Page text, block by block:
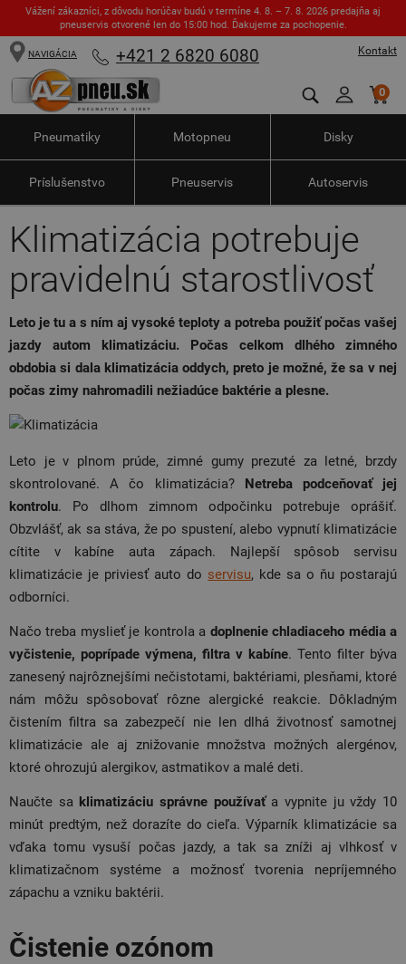
Vážení zákazníci, z dôvodu horúčav budú v termíne 4. 8. – 7. 8. 2026 predajňa aj
pneuservis otvorené len do 15:00 hod. Ďakujeme za pochopenie.
Kontakt
NAVIGÁCIA +421 2 6820 6080
0
Pneumatiky Motopneu Disky
Príslušenstvo Pneuservis Autoservis
Klimatizácia potrebuje
pravidelnú starostlivosť
Leto je tu a s ním aj vysoké teploty a potreba použiť počas vašej
jazdy autom klimatizáciu. Počas celkom dlhého zimného
obdobia si dala klimatizácia oddych, preto je možné, že sa v nej
počas zimy nahromadili nežiadúce baktérie a plesne.
Leto je v plnom prúde, zimné gumy prezuté za letné, brzdy
skontrolované. A čo klimatizácia? Netreba podceňovať jej
kontrolu. Po dlhom zimnom odpočinku potrebuje oprášiť.
Obzvlášť, ak sa stáva, že po spustení, alebo vypnutí klimatizácie
cítite v kabíne auta zápach. Najlepší spôsob servisu
klimatizácie je priviesť auto do servisu, kde sa o ňu postarajú
odborníci.
Načo treba myslieť je kontrola a doplnenie chladiaceho média a
vyčistenie, poprípade výmena, filtra v kabíne. Tento filter býva
zanesený najrôznejšími nečistotami, baktériami, plesňami, ktoré
nám môžu spôsobovať rôzne alergické reakcie. Dôkladným
čistením filtra sa zabezpečí nie len dlhá životnosť samotnej
klimatizácie ale aj znižovanie množstva možných alergénov,
ktoré ohrozujú alergikov, astmatikov a malé deti.
Naučte sa klimatizáciu správne používaťa vypnite ju vždy 10
minút predtým, než dorazíte do cieľa. Výparník klimatizácie sa
vďaka tomu vysuší počas jazdy, a tak sa zníži aj vlhkosť v
klimatizačnom systéme a možnosť tvorenia nepríjemného
zápachu a vzniku baktérii.
Čistenie ozónom